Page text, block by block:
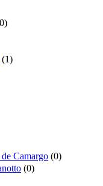
0)
(1)
Camargo (0)
(0)